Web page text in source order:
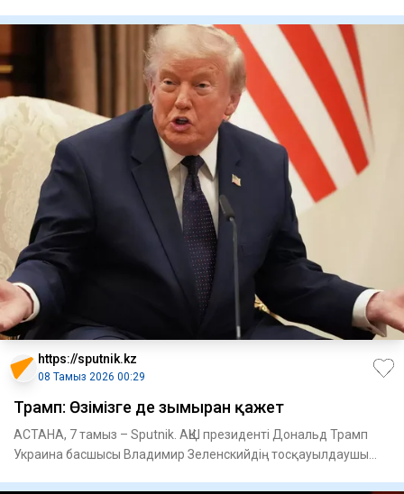
https://sputnik.kz
08 Тамыз 2026 00:29
Трамп: Өзімізге де зымыран қажет
АСТАНА, 7 тамыз – Sputnik. АҚШ президенті Дональд Трамп
Украина басшысы Владимир Зеленскийдің тосқауылдаушы